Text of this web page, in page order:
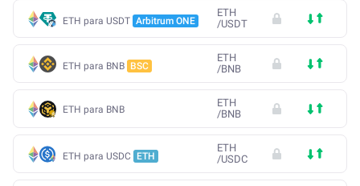
ETH para USDT Arbitrum ONE
ETH
/USDT
ETH para BNB BSC
ETH
/BNB
ETH para BNB
ETH
/BNB
ETH para USDC ETH
ETH
/USDC